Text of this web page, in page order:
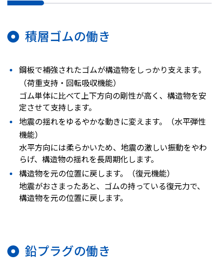
積層ゴムの働き
鋼板で補強されたゴムが構造物をしっかり支えます。
（荷重支持・回転吸収機能）
ゴム単体に比べて上下方向の剛性が高く、構造物を安
定させて支持します。
地震の揺れをゆるやかな動きに変えます。（水平弾性
機能）
水平方向には柔らかいため、地震の激しい振動をやわ
らげ、構造物の揺れを長周期化します。
構造物を元の位置に戻します。（復元機能）
地震がおさまったあと、ゴムの持っている復元力で、
構造物を元の位置に戻します。
鉛プラグの働き